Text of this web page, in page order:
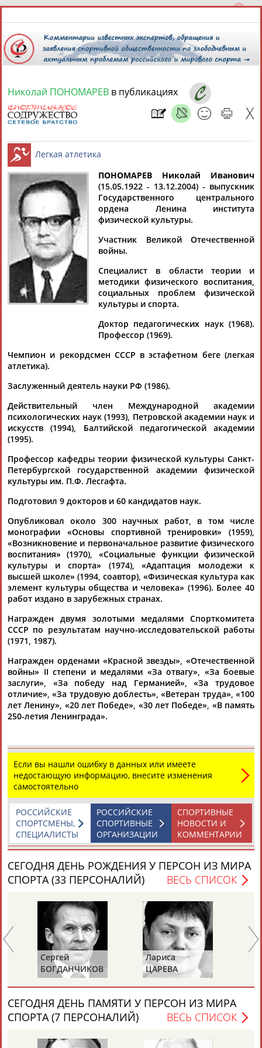
10 августа 2026 года,
СПОРТСМЕНЫ, ТРЕНЕРЫ И СПЕЦИАЛИСТЫ
Найдено: 13181персон Расширенный поиск
Аслаудин
АБАЕВ
Елена
АБАИМОВА
Мария
Юлия
АБАСОВА
АБАЧАРАЕВ
АБАШИДЗЕ
Флюра
АББАТЕ-
БУЛАТОВА
Татьяна
АББЯСОВА
Акжана
АБДИКАРИМОВА
АБДРАХМАНОВАБДРАХМАНОВААБДУВАЛИЕВ
АБДУЛАЕВ
Рамазан
АБДУЛАЕВ
Тагир
АБДУЛАЕВ
Камиль
АБДУЛАЗИЗОВ
Загалав
АБДУЛБЕКОВ
Камалудин
Абдула
Магомед
Назир
24 персон из 13181
ТАБЛО АКТИВНОСТИ
ЦЕЛИ ПРОЕКТА КОНТАКТЫ НАШИ КНОПКИ
Вопросы сотрудничества и совместной деятельности inform@infosport.ru
Стадион, 1998-2026
Адресов в новостной рассылке: 997
Подпишись
Николай ПОНОМАРЕВ в публикациях
Легкая атлетика
ПОНОМАРЕВ Николай Иванович
(15.05.1922 - 13.12.2004) - выпускник
Государственного центрального
ордена Ленина института
физической культуры.
Участник Великой Отечественной
войны.
Специалист в области теории и
методики физического воспитания,
социальных проблем физической
культуры и спорта.
Доктор педагогических наук (1968).
Профессор (1969).
Чемпион и рекордсмен СССР в эстафетном беге (легкая
атлетика).
Заслуженный деятель науки РФ (1986).
Действительный член Международной академии
психологических наук (1993), Петровской академии наук и
искусств (1994), Балтийской педагогической академии
(1995).
Профессор кафедры теории физической культуры Санкт-
Петербургской государственной академии физической
культуры им. П.Ф. Лесгафта.
Подготовил 9 докторов и 60 кандидатов наук.
Опубликовал около 300 научных работ, в том числе
монографии «Основы спортивной тренировки» (1959),
«Возникновение и первоначальное развитие физического
воспитания» (1970), «Социальные функции физической
культуры и спорта» (1974), «Адаптация молодежи к
высшей школе» (1994, соавтор), «Физическая культура как
элемент культуры общества и человека» (1996). Более 40
работ издано в зарубежных странах.
Награжден двумя золотыми медалями Спорткомитета
СССР по результатам научно-исследовательской работы
(1971, 1987).
Награжден орденами «Красной звезды», «Отечественной
войны» II степени и медалями «За отвагу», «За боевые
заслуги», «За победу над Германией», «За трудовое
отличие», «За трудовую доблесть», «Ветеран труда», «100
лет Ленину», «20 лет Победе», «30 лет Победе», «В память
250-летия Ленинграда».
Если вы нашли ошибку в данных или имеете
недостающую информацию, внесите изменения
самостоятельно
СПОРТИВНЫЕ
НОВОСТИ И
КОММЕНТАРИИ
РОССИЙСКИЕ
СПОРТИВНЫЕ
ОРГАНИЗАЦИИ
РОССИЙСКИЕ
СПОРТСМЕНЫ,
СПЕЦИАЛИСТЫ
СЕГОДНЯ ДЕНЬ РОЖДЕНИЯ У ПЕРСОН ИЗ МИРА
СПОРТА (33 ПЕРСОНАЛИЙ)
ВЕСЬ СПИСОК
Сергей
БОГДАНЧИКОВ
Лариса
ЦАРЕВА
СЕГОДНЯ ДЕНЬ ПАМЯТИ У ПЕРСОН ИЗ МИРА
СПОРТА (7 ПЕРСОНАЛИЙ)
ВЕСЬ СПИСОК